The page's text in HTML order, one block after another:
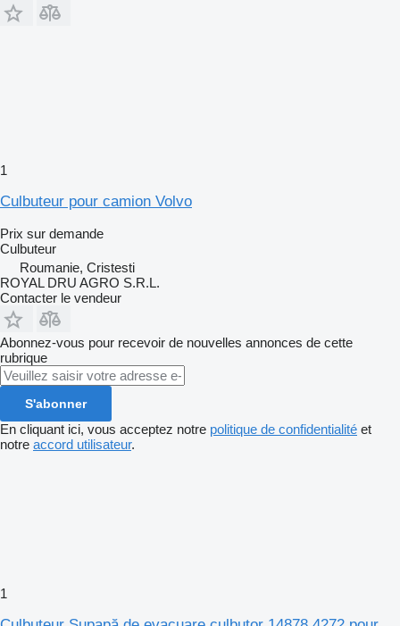
1
Culbuteur pour camion Volvo
Prix sur demande
Culbuteur
Roumanie, Cristesti
ROYAL DRU AGRO S.R.L.
Contacter le vendeur
Abonnez-vous pour recevoir de nouvelles annonces de cette
rubrique
S'abonner
En cliquant ici, vous acceptez notre politique de confidentialité et
notre accord utilisateur.
1